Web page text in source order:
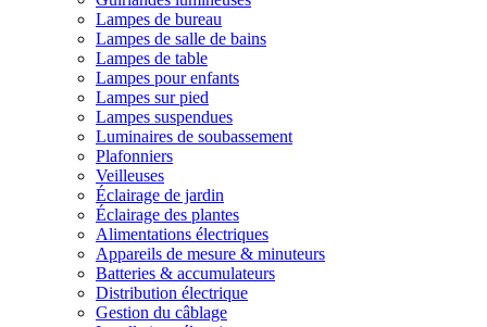
Lampes de bureau
Lampes de salle de bains
Lampes de table
Lampes pour enfants
Lampes sur pied
Lampes suspendues
Luminaires de soubassement
Plafonniers
Veilleuses
Éclairage de jardin
Éclairage des plantes
Alimentations électriques
Appareils de mesure & minuteurs
Batteries & accumulateurs
Distribution électrique
Gestion du câblage